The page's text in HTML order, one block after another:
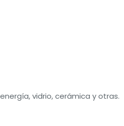
vidrio, cerámica y otras.